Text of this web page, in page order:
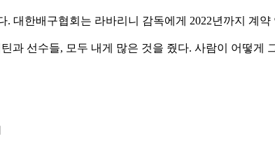
대한배구협회는 라바리니 감독에게 2022년까지 계
과 선수들, 모두 내게 많은 것을 줬다. 사람이 어떻게